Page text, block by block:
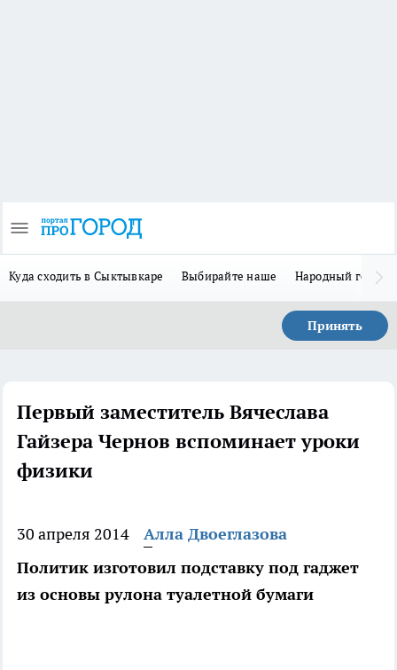
Куда сходить в Сыктывкаре Выбирайте наше Народный герой-
Принять
Первый заместитель Вячеслава
Гайзера Чернов вспоминает уроки
физики
30 апреля 2014
Алла Двоеглазова
Политик изготовил подставку под гаджет
из основы рулона туалетной бумаги